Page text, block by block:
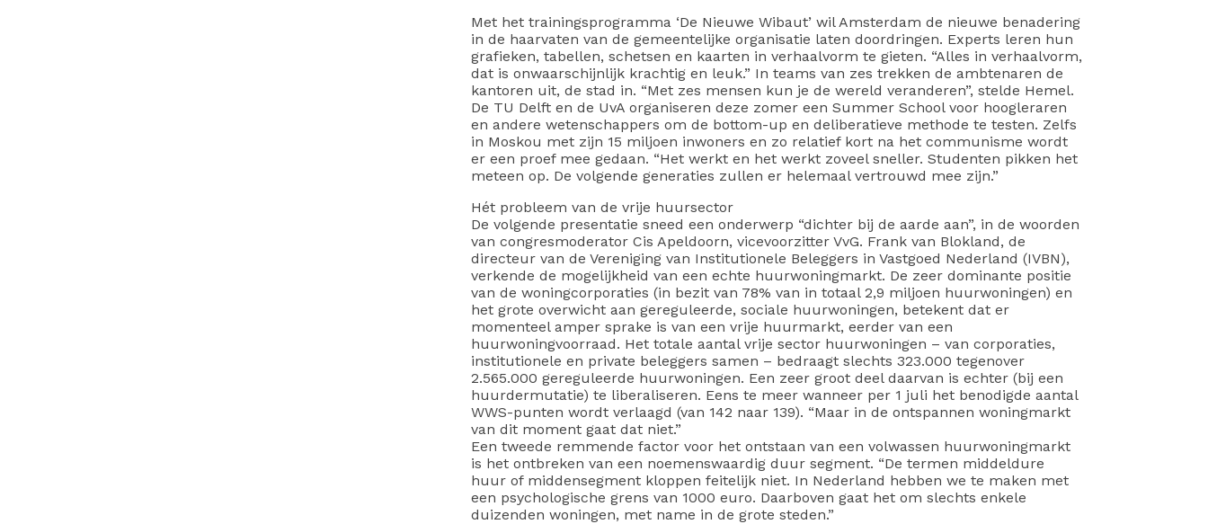
Met het trainingsprogramma ‘De Nieuwe Wibaut’ wil Amsterdam de nieuwe benadering
in de haarvaten van de gemeentelijke organisatie laten doordringen. Experts leren hun
grafieken, tabellen, schetsen en kaarten in verhaalvorm te gieten. “Alles in verhaalvorm,
dat is onwaarschijnlijk krachtig en leuk.” In teams van zes trekken de ambtenaren de
kantoren uit, de stad in. “Met zes mensen kun je de wereld veranderen”, stelde Hemel.
De TU Delft en de UvA organiseren deze zomer een Summer School voor hoogleraren
en andere wetenschappers om de bottom-up en deliberatieve methode te testen. Zelfs
in Moskou met zijn 15 miljoen inwoners en zo relatief kort na het communisme wordt
er een proef mee gedaan. “Het werkt en het werkt zoveel sneller. Studenten pikken het
meteen op. De volgende generaties zullen er helemaal vertrouwd mee zijn.”
Hét probleem van de vrije huursector
De volgende presentatie sneed een onderwerp “dichter bij de aarde aan”, in de woorden
van congresmoderator Cis Apeldoorn, vicevoorzitter VvG. Frank van Blokland, de
directeur van de Vereniging van Institutionele Beleggers in Vastgoed Nederland (IVBN),
verkende de mogelijkheid van een echte huurwoningmarkt. De zeer dominante positie
van de woningcorporaties (in bezit van 78% van in totaal 2,9 miljoen huurwoningen) en
het grote overwicht aan gereguleerde, sociale huurwoningen, betekent dat er
momenteel amper sprake is van een vrije huurmarkt, eerder van een
huurwoningvoorraad. Het totale aantal vrije sector huurwoningen – van corporaties,
institutionele en private beleggers samen – bedraagt slechts 323.000 tegenover
2.565.000 gereguleerde huurwoningen. Een zeer groot deel daarvan is echter (bij een
huurdermutatie) te liberaliseren. Eens te meer wanneer per 1 juli het benodigde aantal
WWS-punten wordt verlaagd (van 142 naar 139). “Maar in de ontspannen woningmarkt
van dit moment gaat dat niet.”
Een tweede remmende factor voor het ontstaan van een volwassen huurwoningmarkt
is het ontbreken van een noemenswaardig duur segment. “De termen middeldure
huur of middensegment kloppen feitelijk niet. In Nederland hebben we te maken met
een psychologische grens van 1000 euro. Daarboven gaat het om slechts enkele
duizenden woningen, met name in de grote steden.”